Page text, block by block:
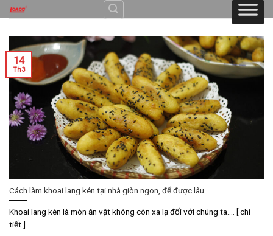
Skip
to
content
Cách làm khoai lang kén tại nhà giòn ngon, để được lâu
Khoai lang kén là món ăn vặt không còn xa lạ đối với chúng ta.... [ chi
tiết ]
14
Th3